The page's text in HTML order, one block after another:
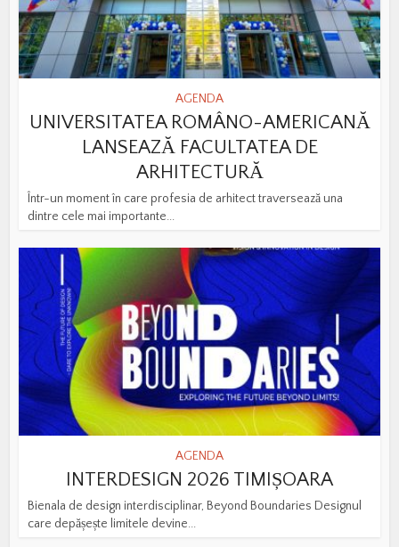
AGENDA
UNIVERSITATEA ROMÂNO-AMERICANĂ
LANSEAZĂ FACULTATEA DE
ARHITECTURĂ
Într-un moment în care profesia de arhitect traversează una
dintre cele mai importante...
AGENDA
INTERDESIGN 2026 TIMIȘOARA
Bienala de design interdisciplinar, Beyond Boundaries Designul
care depășește limitele devine...